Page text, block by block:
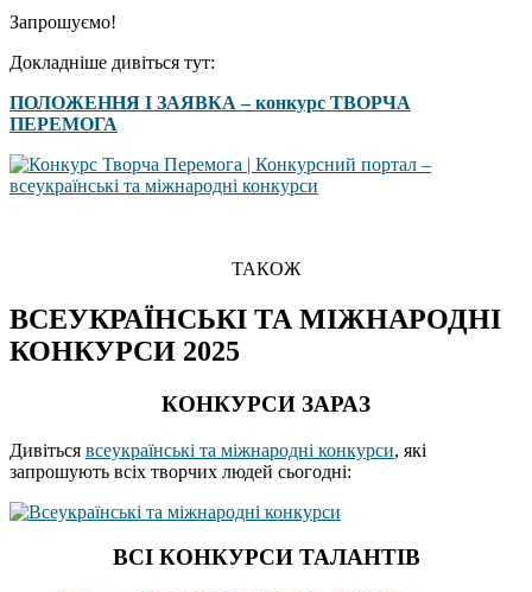
Запрошуємо!
Докладніше дивіться тут:
ПОЛОЖЕННЯ І ЗАЯВКА – конкурс ТВОРЧА
ПЕРЕМОГА
ТАКОЖ
ВСЕУКРАЇНСЬКІ ТА МІЖНАРОДНІ
КОНКУРСИ 2025
КОНКУРСИ ЗАРАЗ
Дивіться всеукраїнські та міжнародні конкурси, які
запрошують всіх творчих людей сьогодні:
ВСІ КОНКУРСИ ТАЛАНТІВ